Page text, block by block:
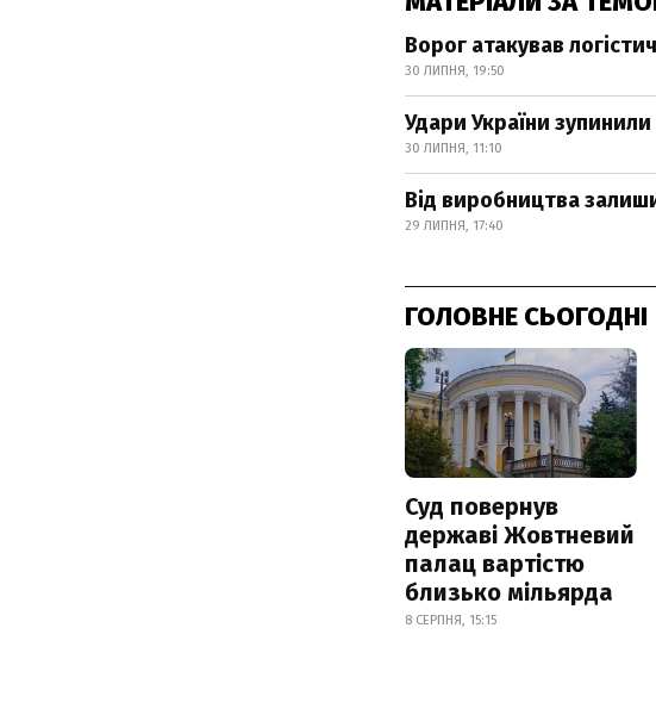
Ворог атакував
30 ЛИПНЯ, 19:50
Удари України
30 ЛИПНЯ, 11:10
Від виробництва
29 ЛИПНЯ, 17:40
ГОЛОВНЕ СЬОГОДНІ
Суд повернув
державі Жовтневий
палац вартістю
близько мільярда
8 СЕРПНЯ, 15:15